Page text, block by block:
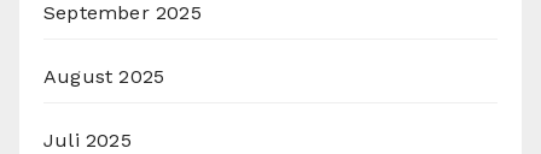
September 2025
August 2025
Juli 2025